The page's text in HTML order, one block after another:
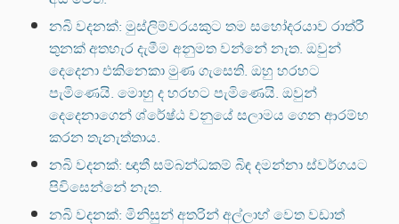
නබි වදනක්: මුස්ලිම්වරයකුට තම සහෝදරයාව රාත්රී
තුනක් අතහැර දැමීම අනුමත වන්නේ නැත. ඔවුන්
දෙදෙනා එකිනෙකා මුණ ගැසෙති. ඔහු හරහට
පැමිණෙයි. මොහු ද හරහට පැමිණෙයි. ඔවුන්
දෙදෙනාගෙන් ශ්රේෂ්ඨ වනුයේ සලාමය ගෙන ආරම්භ
කරන තැනැත්තාය.
නබි වදනක්: ඥාතී සම්බන්ධකම් බිඳ දමන්නා ස්වර්ගයට
පිවිසෙන්නේ නැත.
නබි වදනක්: මිනිසුන් අතරින් අල්ලාහ් වෙත වඩාත්